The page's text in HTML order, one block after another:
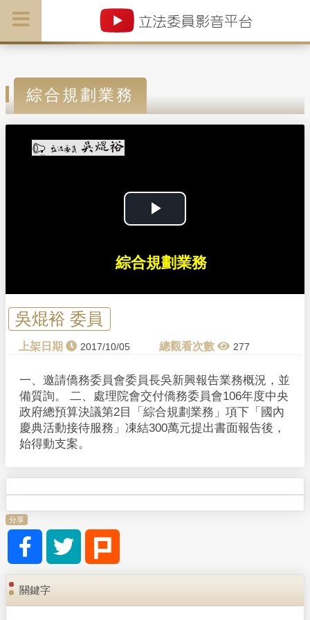
綜合規劃業務
P
l
V
i
d
o
綜合規劃業務
吳焜裕 委員
2017/10/05 277
一、邀請僑務委員會委員長吳新興報告業務概況，並
備質詢。 二、處理院會交付僑務委員會106年度中央
政府總預算決議第2目「綜合規劃業務」項下「國內
慶典活動接待服務」凍結300萬元提出書面報告後，
始得動支案。
分享
關鍵字